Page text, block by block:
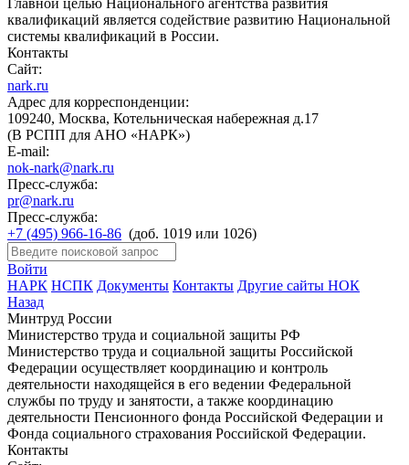
Главной целью Национального агентства развития
квалификаций является содействие развитию Национальной
системы квалификаций в России.
Контакты
Сайт:
nark.ru
Адрес для корреспонденции:
109240, Москва, Котельническая набережная д.17
(В РСПП для АНО «НАРК»)
E-mail:
nok-nark@nark.ru
Пресс-служба:
pr@nark.ru
Пресс-служба:
+7 (495) 966-16-86 (доб. 1019 или 1026)
Войти
НАРК НСПК Документы Контакты Другие сайты НОК
Назад
Минтруд России
Министерство труда и социальной защиты РФ
Министерство труда и социальной защиты Российской
Федерации осуществляет координацию и контроль
деятельности находящейся в его ведении Федеральной
службы по труду и занятости, а также координацию
деятельности Пенсионного фонда Российской Федерации и
Фонда социального страхования Российской Федерации.
Контакты